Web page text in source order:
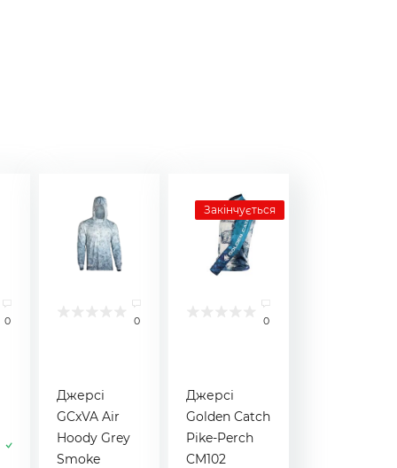
0 0
Джерсі
GCxVA Air
Hoody Grey
Smoke
Закінчується
0
Джерсі
Golden Catch
Pike-Perch
CM102